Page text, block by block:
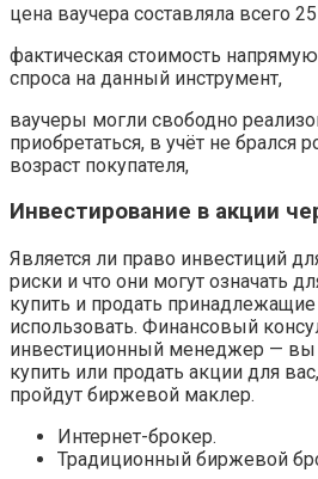
цена ваучера составляла всего
фактическая стоимость
спроса на данный инструмент,
ваучеры могли свободно
приобретаться, в учёт не брался
возраст покупателя,
Инвестирование в акции
Является ли право инвестиций
риски и что они могут означать
купить и продать
использовать. Финансовый
инвестиционный менеджер — вы
купить или продать акции для
пройдут биржевой маклер.
Интернет-брокер.
Традиционный биржевой